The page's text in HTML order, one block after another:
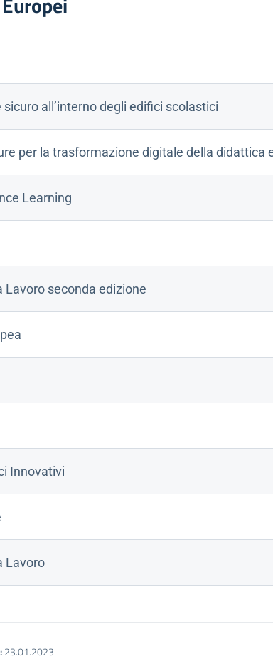
all’interno degli edifici scolastici
per la trasformazione digitale della didattica
Learning
Lavoro seconda edizione
Innovativi
Lavoro
23.01.2023